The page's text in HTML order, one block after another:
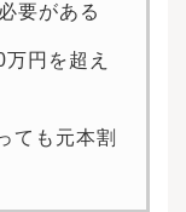
要がある
円を超え
ても元本割